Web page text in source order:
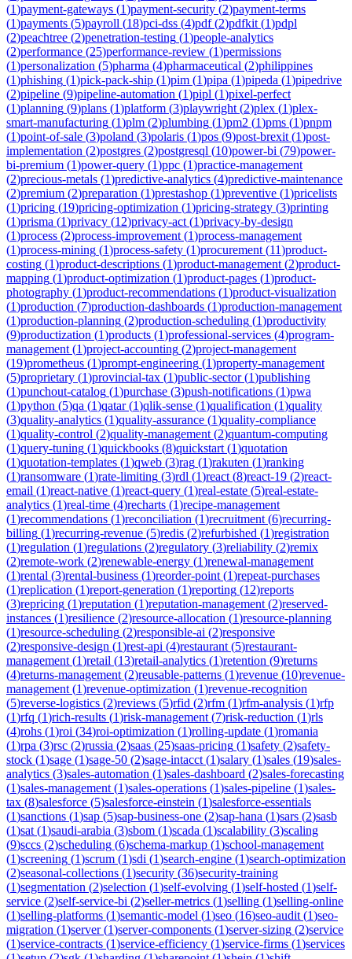
(1)payment-gateways (1)payment-security (2)payment-terms
(1)payments (5)payroll (18)pci-dss (4)pdf(2)pdfkit (1)pdpl
(2)peachtree (2)penetration-testing (1)people-analytics
(2)performance (25)performance-review (1)permissions
(1)personalization (5)pharma (4)pharmaceutical (2)philippines
(1)phishing (1)pick-pack-ship (1)pim (1)pipa (1)pipeda (1)pipedrive
(2)pipeline (9)pipeline-automation (1)pipl (1)pixel-perfect
(1)planning (9)plans (1)platform (3)playwright (2)plex (1)plex-
smart-manufacturing (1)plm (2)plumbing (1)pm2 (1)pms (1)pnpm
(1)point-of-sale (3)poland (3)polaris (1)pos (9)post-brexit (1)post-
implementation (2)postgres (2)postgresql (10)power-bi (79)power-
bi-premium (1)power-query (1)ppc (1)practice-management
(2)precious-metals (1)predictive-analytics (4)predictive-maintenance
(2)premium (2)preparation (1)prestashop (1)preventive (1)pricelists
(1)pricing (19)pricing-optimization (1)pricing-strategy (3)printing
(1)prisma (1)privacy (12)privacy-act (1)privacy-by-design
(1)process (2)process-improvement (1)process-management
(1)process-mining (1)process-safety (1)procurement (11)product-
costing (1)product-descriptions (1)product-management (2)product-
mapping (1)product-optimization (1)product-pages (1)product-
photography (1)product-recommendations (1)product-visualization
(1)production (7)production-dashboards (1)production-management
(1)production-planning (2)production-scheduling (1)productivity
(9)productization (1)products (1)professional-services (4)program-
management (1)project-accounting (2)project-management
(19)prometheus (1)prompt-engineering (1)property-management
(5)proprietary (1)provincial-tax (1)public-sector(1)publishing
(1)punchout-catalog (1)purchase (3)push-notifications (1)pwa
(1)python (5)qa (1)qatar(1)qlik-sense (1)qualification (1)quality
(3)quality-analytics (1)quality-assurance (1)quality-compliance
(1)quality-control (2)quality-management (2)quantum-computing
(1)query-tuning (1)quickbooks (8)quickstart (1)quotation
(1)quotation-templates (1)qweb (3)rag (1)rakuten (1)ranking
(1)ransomware (1)rate-limiting (3)rdl (1)react (8)react-19 (2)react-
email (1)react-native (1)react-query (1)real-estate (5)real-estate-
analytics (1)real-time (4)recharts (1)recipe-management
(1)recommendations (1)reconciliation (1)recruitment (6)recurring-
billing (1)recurring-revenue (5)redis (2)refurbished (1)registration
(1)regulation (1)regulations (2)regulatory (3)reliability (2)remix
(2)remote-work (2)renewable-energy (1)renewal-management
(1)rental (3)rental-business (1)reorder-point (1)repeat-purchases
(1)replication (1)report-generation (1)reporting (12)reports
(3)repricing (1)reputation (1)reputation-management (2)reserved-
instances (1)resilience (2)resource-allocation (1)resource-planning
(1)resource-scheduling (2)responsible-ai (2)responsive
(2)responsive-design (1)rest-api (4)restaurant (5)restaurant-
management (1)retail (13)retail-analytics (1)retention (9)returns
(4)returns-management (2)reusable-patterns (1)revenue (10)revenue-
management (1)revenue-optimization (1)revenue-recognition
(5)reverse-logistics (2)reviews (5)rfid (2)rfm (1)rfm-analysis (1)rfp
(1)rfq (1)rich-results (1)risk-management (7)risk-reduction (1)rls
(4)rohs (1)roi (34)roi-optimization (1)rolling-update (1)romania
(1)rpa (3)rsc (2)russia (2)saas (25)saas-pricing (1)safety (2)safety-
stock (1)sage (1)sage-50 (2)sage-intacct (1)salary (1)sales (19)sales-
analytics (3)sales-automation (1)sales-dashboard (2)sales-forecasting
(1)sales-management (1)sales-operations (1)sales-pipeline (1)sales-
tax (8)salesforce (5)salesforce-einstein (1)salesforce-essentials
(1)sanctions (1)sap (5)sap-business-one (2)sap-hana (1)sars (2)sasb
(1)sat (1)saudi-arabia (3)sbom (1)scada (1)scalability (3)scaling
(9)sccs (2)scheduling (6)schema-markup (1)school-management
(1)screening (1)scrum (1)sdi (1)search-engine (1)search-optimization
(2)seasonal-collections (1)security (36)security-training
(1)segmentation (2)selection (1)self-evolving (1)self-hosted (1)self-
service (2)self-service-bi (2)seller-metrics (1)selling (1)selling-online
(1)selling-platforms (1)semantic-model (1)seo (16)seo-audit (1)seo-
migration (1)server(1)server-components (1)server-sizing (2)service
(1)service-contracts (1)service-efficiency (1)service-firms (1)services